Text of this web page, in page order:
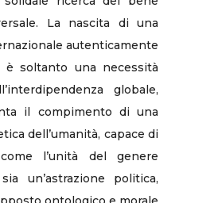
La nascita di una
autenticamente
è soltanto una necessità
globale,
il compimento di una
dell’umanità, capace di
l’unità del genere
un’astrazione politica,